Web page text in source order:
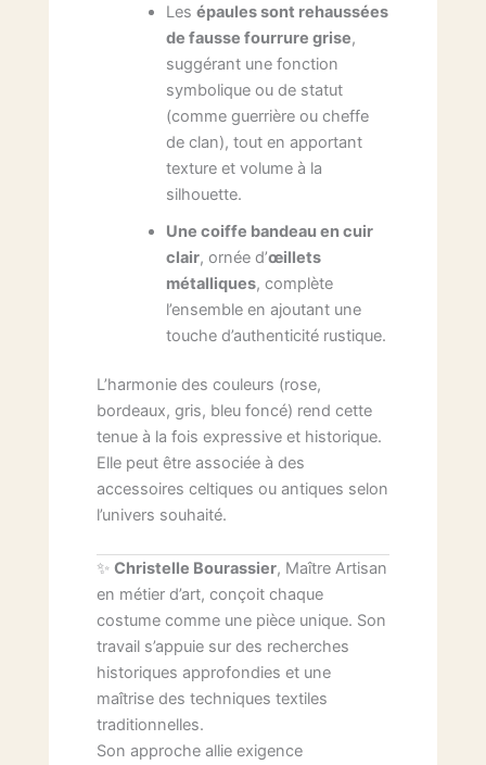
Les épaules sont rehaussées
de fausse fourrure grise,
suggérant une fonction
symbolique ou de statut
(comme guerrière ou cheffe
de clan), tout en apportant
texture et volume à la
silhouette.
Une coiffe bandeau en cuir
clair, ornée d’œillets
métalliques, complète
l’ensemble en ajoutant une
touche d’authenticité rustique.
L’harmonie des couleurs (rose,
bordeaux, gris, bleu foncé) rend cette
tenue à la fois expressive et historique.
Elle peut être associée à des
accessoires celtiques ou antiques selon
l’univers souhaité.
✨Christelle Bourassier, Maître Artisan
en métier d’art, conçoit chaque
costume comme une pièce unique. Son
travail s’appuie sur des recherches
historiques approfondies et une
maîtrise des techniques textiles
traditionnelles.
Son approche allie exigence